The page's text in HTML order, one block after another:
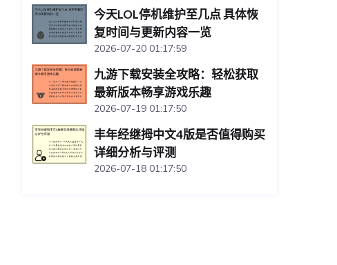
今天LOL停机维护至几点 具体恢
复时间与更新内容一览
2026-07-20 01:17:59
九游下载安装全攻略：轻松获取
最新版本畅享游戏乐趣
2026-07-19 01:17:50
丰年经继拇中文4版是否值得购买
详细分析与评测
2026-07-18 01:17:50